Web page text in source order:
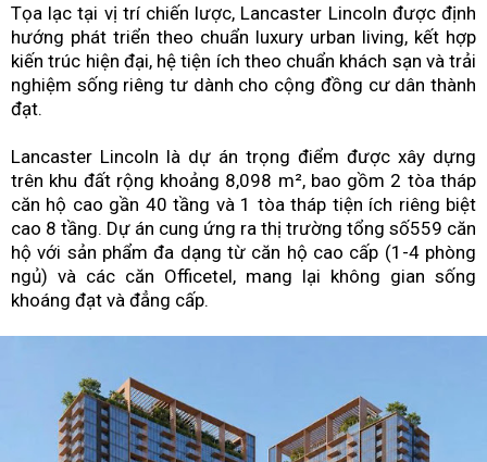
Khởi công Saigon LightHouse – Dự án trọng điểm trên
trục Nguyễn Tất Thành
Thạch
Công nghệ sản xuất của Ý mở hướng nâng cao năng lực
cạnh tranh cho doanh nghiệp Việt
Phát hành chứng khoán: Khơi thông nguồn lực cho tăng
trưởng kinh tế
ĐHĐCĐ thường niên NRC 2026: Khởi động giai đoạn tăng
trưởng mới với chiến lược tăng vốn và tái định vị thương
hiệu
Cơ khí Việt tìm sức bật toàn cầu từ công nghệ Ý
Tọa lạc tại vị trí chiến lược, Lancaster Lincoln được định
hướng phát triển theo chuẩn luxury urban living, kết hợp
kiến trúc hiện đại, hệ tiện ích theo chuẩn khách sạn và trải
nghiệm sống riêng tư dành cho cộng đồng cư dân thành
đạt.
Lancaster Lincoln là dự án trọng điểm được xây dựng
trên khu đất rộng khoảng 8,098 m², bao gồm 2 tòa tháp
căn hộ cao gần 40 tầng và 1 tòa tháp tiện ích riêng biệt
cao 8 tầng. Dự án cung ứng ra thị trường tổng số559 căn
hộ với sản phẩm đa dạng từ căn hộ cao cấp (1-4 phòng
ngủ) và các căn Officetel, mang lại không gian sống
khoáng đạt và đẳng cấp.